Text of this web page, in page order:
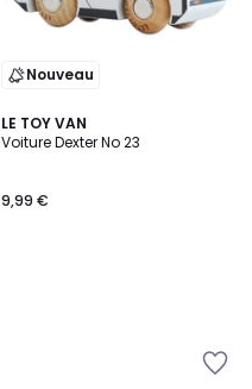
Nouveau
LE TOY VAN
Voiture Dexter No 23
9,99 €